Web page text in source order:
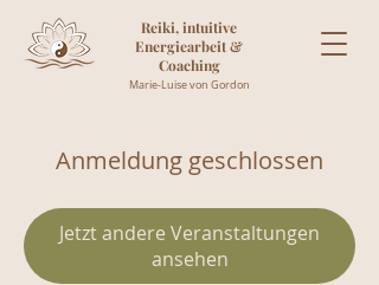
Reiki, intuitive
Energiearbeit &
Coaching
Marie-Luise von Gordon
Anmeldung geschlossen
Jetzt andere Veranstaltungen
ansehen